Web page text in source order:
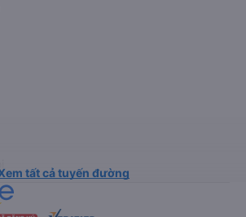
tất cả tuyến đường